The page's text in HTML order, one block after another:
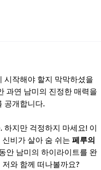
시작해야 할지 막막하셨을
과연 남미의 진정한 매력을
공개합니다.
지만 걱정하지 마세요! 이
비가 살아 숨 쉬는 페루의
안 남미의 하이라이트를 완
와 함께 떠나볼까요?